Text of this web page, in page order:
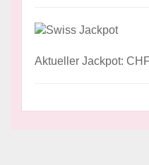
Aktueller Jackpot: